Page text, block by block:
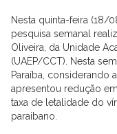
Nesta quinta-feira (18/
pesquisa semanal
Oliveira, da Unidade
(UAEP/CCT). Nesta
Paraíba, considerando
apresentou redução
taxa de letalidade do
paraibano.